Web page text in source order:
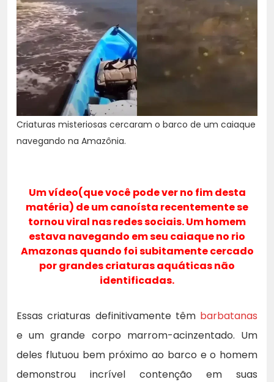
Criaturas misteriosas cercaram o barco de um caiaque
navegando na Amazônia.
Um vídeo(que você pode ver no fim desta
matéria) de um canoísta recentemente se
tornou viral nas redes sociais. Um homem
estava navegando em seu caiaque no rio
Amazonas quando foi subitamente cercado
por grandes criaturas aquáticas não
identificadas.
Essas criaturas definitivamente têm barbatanas
e um grande corpo marrom-acinzentado. Um
deles flutuou bem próximo ao barco e o homem
demonstrou incrível contenção em suas